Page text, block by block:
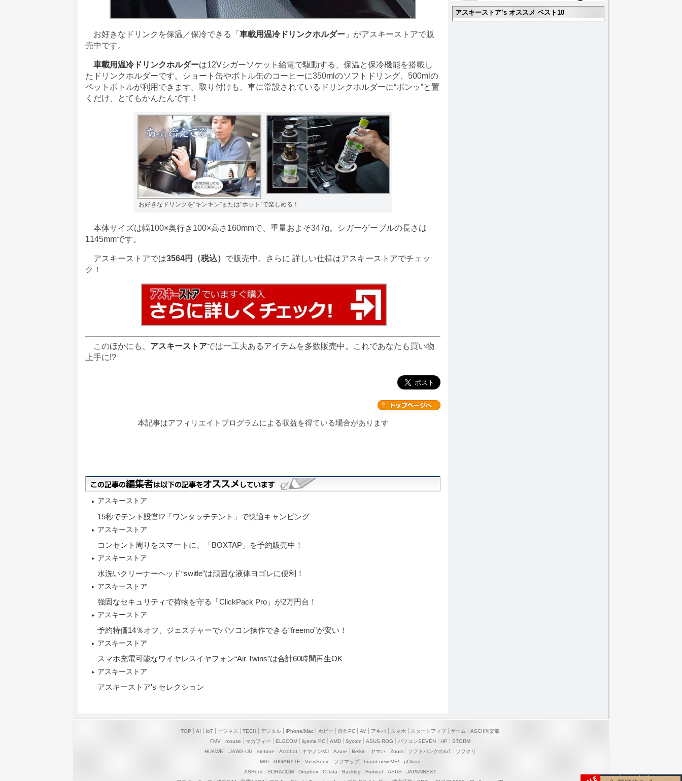
お好きなドリンクを保温／保冷できる「 車載用温冷ドリンクホルダー 」がアスキーストアで販
売中です。
車載用温冷ドリンクホルダーは12Vシガーソケット給電で駆動する、保温と保冷機能を搭載し
たドリンクホルダーです。ショート缶やボトル缶のコーヒーに350mlのソフトドリング、500mlの
ペットボトルが利用できます。取り付けも、車に常設されているドリンクホルダーに“ポンッ”と置
くだけ、とてもかんたんです！
お好きなドリンクを“キンキン”または“ホット”で楽しめる！
本体サイズは幅100×奥行き100×高さ160mmで、重量およそ347g。シガーゲーブルの長さは
1145mmです。
アスキーストアでは3564円（税込） で販売中。さらに 詳しい仕様はアスキーストアでチェッ
ク！
このほかにも、 アスキーストアでは一工夫あるアイテムを多数販売中。これであなたも買い物
上手に!?
本記事はアフィリエイトプログラムによる収益を得ている場合があります
アスキーストア
15秒でテント設営!?「ワンタッチテント」で快適キャンピング
アスキーストア
コンセント周りをスマートに、「BOXTAP」を予約販売中！
アスキーストア
水洗いクリーナーヘッド“switle”は頑固な液体ヨゴレに便利！
アスキーストア
強固なセキュリティで荷物を守る「ClickPack Pro」が2万円台！
アスキーストア
予約特価14％オフ、ジェスチャーでパソコン操作できる“freemo”が安い！
アスキーストア
スマホ充電可能なワイヤレスイヤフォン“Air Twins”は合計60時間再生OK
アスキーストア
アスキーストア's セレクション
アスキーストア’s オススメ ベスト10
TOP AI IoT ビジネス TECH デジタル iPhone/Mac ホビー 自作PC AV アキバ スマホ スタートアップ ゲーム
ASCII倶楽部
FMV
mouse マカフィー ELECOM iiyama PC AMD Sycom ASUS ROG パソコンSEVEN HP
STORM
HUAWEI
JAWS-UG kintone Acrobat キヤノンMJ Azure Belkin ヤマハ Zoom ソフトバンクのIoT
ソフクリ
MSI
GIGABYTE ViewSonic ソフマップ brand new ME!
pCloud
ASRock
SORACOM Dropbox CData Backlog Fortinet ASUS
JAPANNEXT